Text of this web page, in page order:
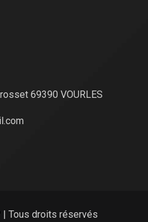
69390 VOURLES
Tous droits réservés